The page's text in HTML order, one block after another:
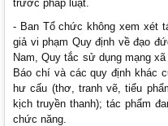
trước pháp luật.
- Ban Tổ chức không xem xét
giả vi phạm Quy định về đạo
Nam, Quy tắc sử dụng mạng
Báo chí và các quy định khác
hư cấu (thơ, tranh vẽ, tiểu
kịch truyền thanh); tác phẩm
chức năng.